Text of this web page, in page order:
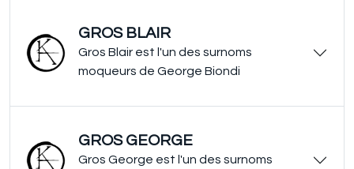
GROS BLAIR
Gros Blair est l'un des surnoms
moqueurs de George Biondi
GROS GEORGE
Gros George est l'un des surnoms